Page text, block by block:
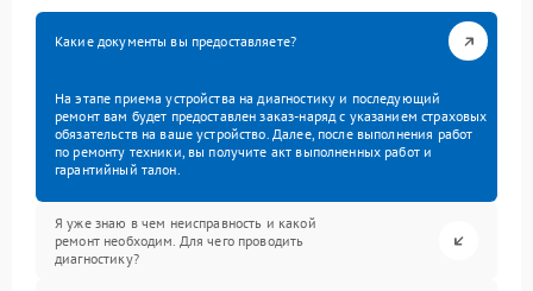
Какие документы вы предоставляете?
На этапе приема устройства на диагностику и последующий
ремонт вам будет предоставлен заказ-наряд с указанием страховых
обязательств на ваше устройство. Далее, после выполнения работ
по ремонту техники, вы получите акт выполненных работ и
гарантийный талон.
Я уже знаю в чем неисправность и какой
ремонт необходим. Для чего проводить
диагностику?